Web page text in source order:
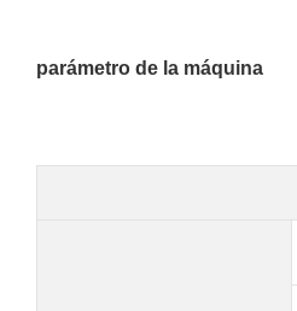
parámetro de la máquina